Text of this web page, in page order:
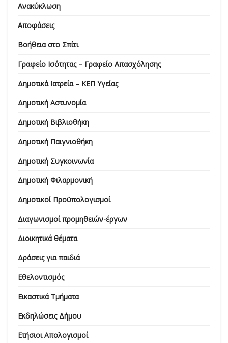
Ανακύκλωση
Αποφάσεις
Βοήθεια στο Σπίτι
Γραφείο Ισότητας – Γραφείο Απασχόλησης
Δημοτικά Ιατρεία – ΚΕΠ Υγείας
Δημοτική Αστυνομία
Δημοτική Βιβλιοθήκη
Δημοτική Παιγνιοθήκη
Δημοτική Συγκοινωνία
Δημοτική Φιλαρμονική
Δημοτικοί Προϋπολογισμοί
Διαγωνισμοί προμηθειών-έργων
Διοικητικά θέματα
Δράσεις για παιδιά
Εθελοντισμός
Εικαστικά Τμήματα
Εκδηλώσεις Δήμου
Ετήσιοι Απολογισμοί